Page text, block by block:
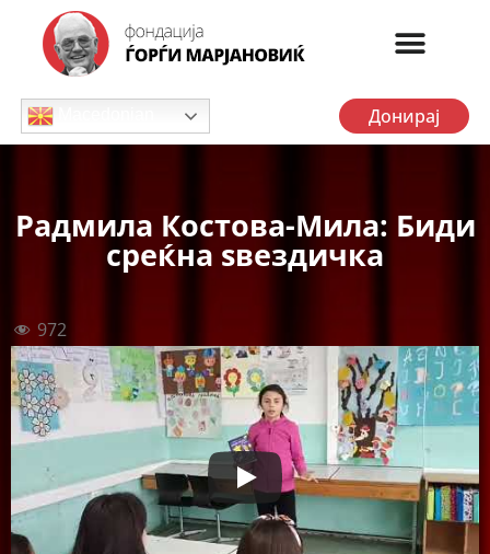
Донирај
Радмила Костова-Мила: Биди
среќна ѕвездичка
972